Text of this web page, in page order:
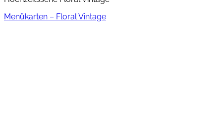
Menükarten – Floral Vintage